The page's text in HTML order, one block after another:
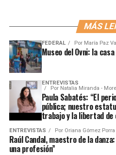
MÁS
FEDERAL Por María Paz
Museo del Ovni: la
ENTREVISTAS
Por Natalia Miranda -
Paula Sabatés: “El
pública; nuestro
trabajo y la libertad de
ENTREVISTAS Por Oriana Gómez
Raúl Candal, maestro de la
una profesión”